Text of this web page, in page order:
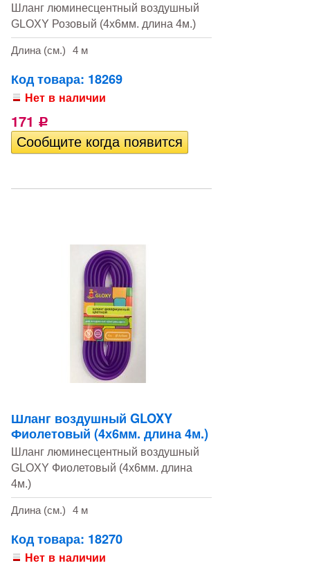
Шланг люминесцентный воздушный
GLOXY Розовый (4х6мм. длина 4м.)
Длина (см.) 4 м
Код товара: 18269
Нет в наличии
171 Р
Шланг воздушный GLOXY
Фиолетовый (4х6мм. длина 4м.)
Шланг люминесцентный воздушный
GLOXY Фиолетовый (4х6мм. длина
4м.)
Длина (см.) 4 м
Код товара: 18270
Нет в наличии